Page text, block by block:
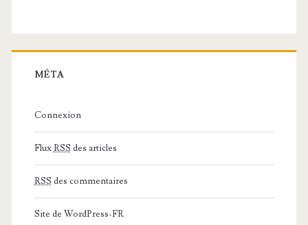
MÉTA
Connexion
FluxRSS des articles
RSS des commentaires
Site de WordPress-FR